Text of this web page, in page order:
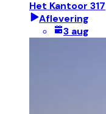
Het Kantoor 317
Aflevering
3 aug